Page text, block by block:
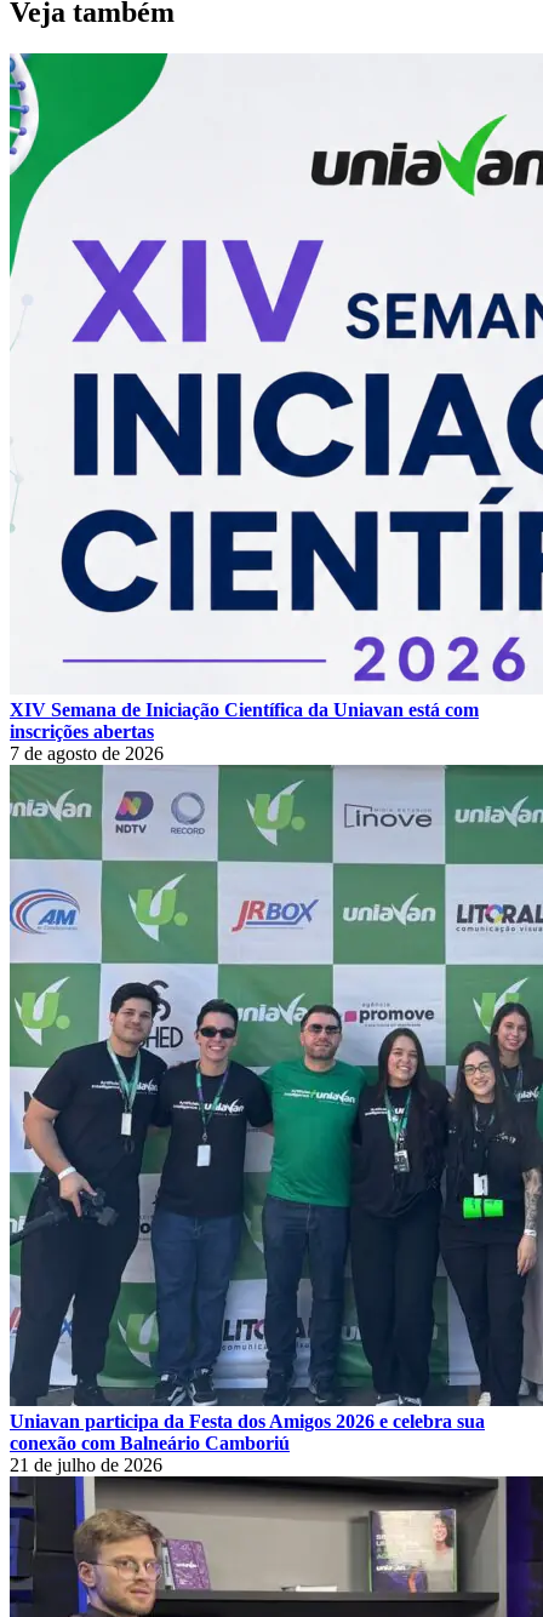
Veja também
XIV Semana de Iniciação Científica da Uniavan está com
inscrições abertas
7 de agosto de 2026
Uniavan participa da Festa dos Amigos 2026 e celebra sua
conexão com Balneário Camboriú
21 de julho de 2026